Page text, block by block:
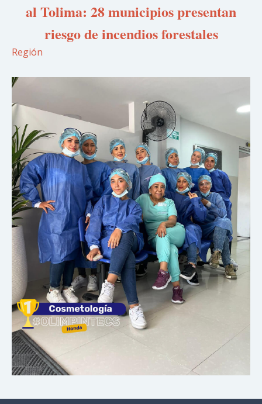
al Tolima: 28 municipios presentan
riesgo de incendios forestales
Región